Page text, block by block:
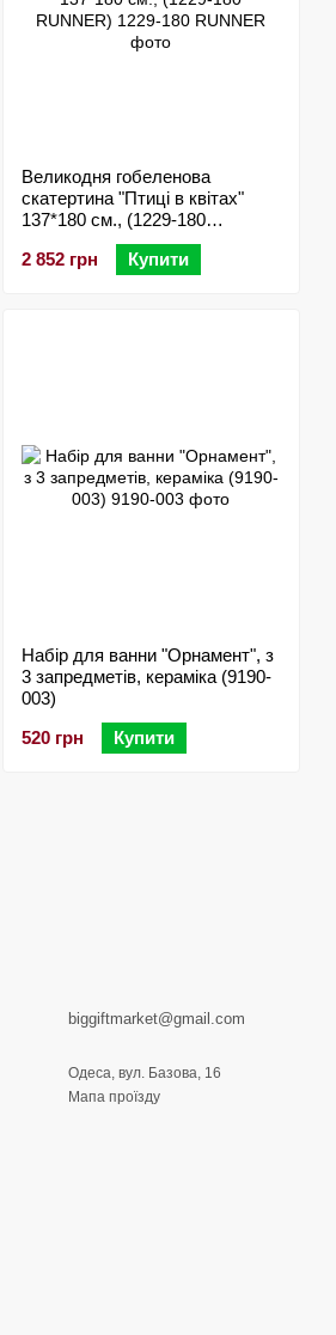
Великодня гобеленова
скатертина "Птиці в квітах"
137*180 см., (1229-180
2 852 грн
Купити
Набір для ванни "Орнамент", з
3 запредметів, кераміка (9190-
003)
520 грн
Купити
biggiftmarket@gmail.com
Одеса, вул. Базова, 16
Мапа проїзду